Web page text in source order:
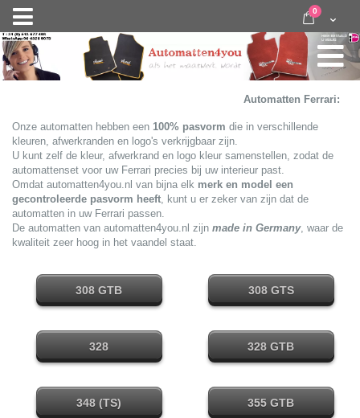
Nav
activeren
door
inhoud
Cart
0 items
Automatten Ferrari:
Onze automatten hebben een 100% pasvorm die in verschillende
kleuren, afwerkranden en logo's verkrijgbaar zijn.
U kunt zelf de kleur, afwerkrand en logo kleur samenstellen, zodat de
automattenset voor uw Ferrari precies bij uw interieur past.
Omdat automatten4you.nl van bijna elk merk en model een
gecontroleerde pasvorm heeft, kunt u er zeker van zijn dat de
automatten in uw Ferrari passen.
De automatten van automatten4you.nl zijn made in Germany, waar de
kwaliteit zeer hoog in het vaandel staat.
308 GTB 308 GTS
328 328 GTB
348 (TS) 355 GTB